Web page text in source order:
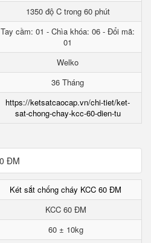
1350 độ C trong 60 phút
Tay cầm: 01 - Chìa khóa: 06 - Đổi mã:
01
Welko
36 Tháng
https://ketsatcaocap.vn/chi-tiet/ket-
sat-chong-chay-kcc-60-dien-tu
Két sắt chống cháy KCC 60 ĐM
KCC 60 ĐM
60 ± 10kg